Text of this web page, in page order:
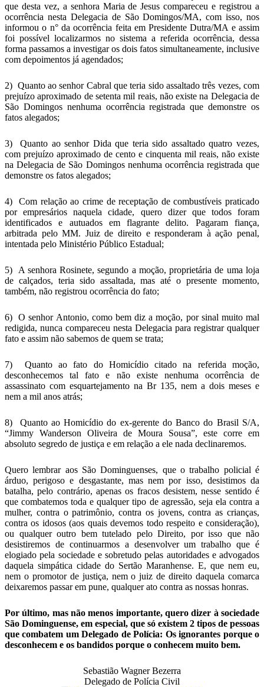
que desta vez, a senhora Maria de Jesus compareceu e registrou a
ocorrência nesta Delegacia de São Domingos/MA, com isso, nos
informou o n° da ocorrência feita em Presidente Dutra/MA e assim
foi possível localizarmos no sistema a referida ocorrência, dessa
forma passamos a investigar os dois fatos simultaneamente, inclusive
com depoimentos já agendados;
2) Quanto ao senhor Cabral que teria sido assaltado três vezes, com
prejuízo aproximado de setenta mil reais, não existe na Delegacia de
São Domingos nenhuma ocorrência registrada que demonstre os
fatos alegados;
3) Quanto ao senhor Dida que teria sido assaltado quatro vezes,
com prejuízo aproximado de cento e cinquenta mil reais, não existe
na Delegacia de São Domingos nenhuma ocorrência registrada que
demonstre os fatos alegados;
4) Com relação ao crime de receptação de combustíveis praticado
por empresários naquela cidade, quero dizer que todos foram
identificados e autuados em flagrante delito. Pagaram fiança,
arbitrada pelo MM. Juiz de direito e responderam à ação penal,
intentada pelo Ministério Público Estadual;
5) A senhora Rosinete, segundo a moção, proprietária de uma loja
de calçados, teria sido assaltada, mas até o presente momento,
também, não registrou ocorrência do fato;
6) O senhor Antonio, como bem diz a moção, por sinal muito mal
redigida, nunca compareceu nesta Delegacia para registrar qualquer
fato e assim não sabemos de quem se trata;
7) Quanto ao fato do Homicídio citado na referida moção,
desconhecemos tal fato e não existe nenhuma ocorrência de
assassinato com esquartejamento na Br 135, nem a dois meses e
nem a mil anos atrás;
8) Quanto ao Homicídio do ex-gerente do Banco do Brasil S/A,
“Jimmy Wanderson Oliveira de Moura Sousa”, este corre em
absoluto segredo de justiça e em relação a ele nada declinaremos.
Quero lembrar aos São Dominguenses, que o trabalho policial é
árduo, perigoso e desgastante, mas nem por isso, desistimos da
batalha, pelo contrário, apenas os fracos desistem, nesse sentido é
que combatemos toda e qualquer tipo de agressão, seja ela contra a
mulher, contra o patrimônio, contra os jovens, contra as crianças,
contra os idosos (aos quais devemos todo respeito e consideração),
ou qualquer outro bem tutelado pelo Direito, por isso que não
desistiremos de continuarmos a desenvolver um trabalho que é
elogiado pela sociedade e sobretudo pelas autoridades e advogados
daquela simpática cidade do Sertão Maranhense. E, que nem eu,
nem o promotor de justiça, nem o juiz de direito daquela comarca
deixaremos passar em pune, qualquer ato contra as nossas honras.
Por último, mas não menos importante, quero dizer à sociedade
São Dominguense, em especial, que só existem 2 tipos de pessoas
que combatem um Delegado de Polícia: Os ignorantes porque o
desconhecem e os bandidos porque o conhecem muito bem.
Sebastião Wagner Bezerra
Delegado de Polícia Civil